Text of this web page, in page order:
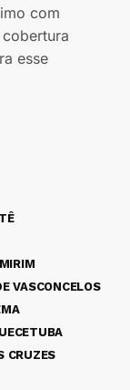
com
esse
VASCONCELOS
CRUZES